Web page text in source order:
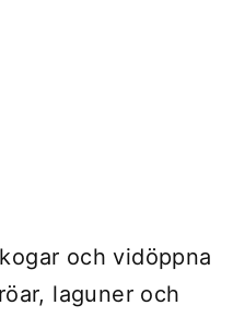
och vidöppna
laguner och